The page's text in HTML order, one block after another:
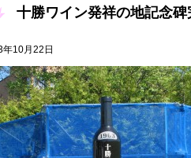
十勝ワイン発祥の地記念碑
年10月22日